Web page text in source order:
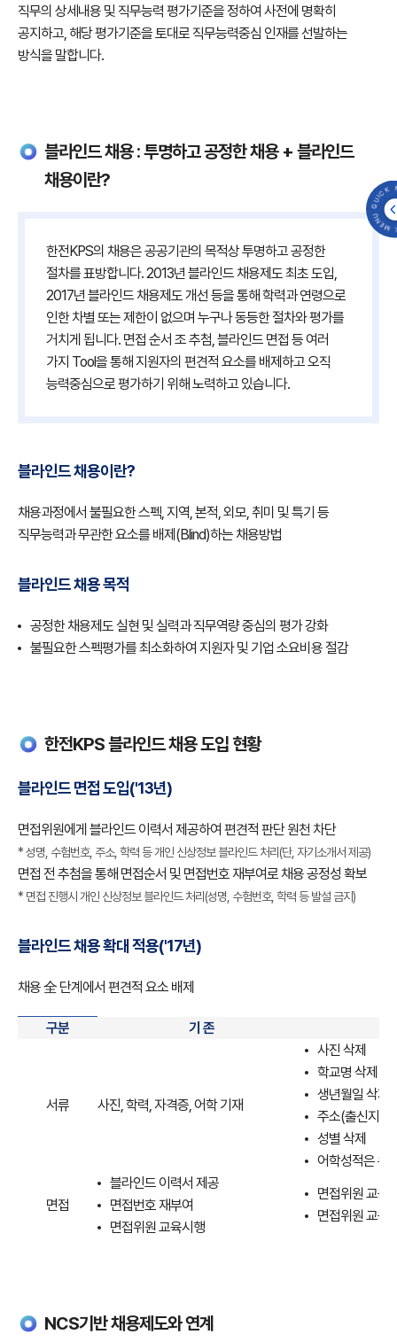
QUICK
직무의 상세내용 및 직무능력 평가기준을 정하여 사전에 명확히
공지하고, 해당 평가기준을 토대로 직무능력중심 인재를 선발하는
방식을 말합니다.
블라인드 채용 : 투명하고 공정한 채용 + 블라인드
채용이란?
한전KPS의 채용은 공공기관의 목적상 투명하고 공정한
절차를 표방합니다. 2013년 블라인드 채용제도 최초 도입,
2017년 블라인드 채용제도 개선 등을 통해 학력과 연령으로
인한 차별 또는 제한이 없으며 누구나 동등한 절차와 평가를
거치게 됩니다. 면접 순서 조 추첨, 블라인드 면접 등 여러
가지 Tool을 통해 지원자의 편견적 요소를 배제하고 오직
능력중심으로 평가하기 위해 노력하고 있습니다.
블라인드 채용이란?
채용과정에서 불필요한 스펙, 지역, 본적, 외모, 취미 및 특기 등
직무능력과 무관한 요소를 배제(Blind)하는 채용방법
블라인드 채용 목적
공정한 채용제도 실현 및 실력과 직무역량 중심의 평가 강화
불필요한 스펙평가를 최소화하여 지원자 및 기업 소요비용 절감
한전KPS 블라인드 채용 도입 현황
블라인드 면접 도입('13년)
면접위원에게 블라인드 이력서 제공하여 편견적 판단 원천 차단
* 성명, 수험번호, 주소, 학력 등 개인 신상정보 블라인드 처리(단, 자기소개서 제공)
면접 전 추첨을 통해 면접순서 및 면접번호 재부여로 채용 공정성 확보
* 면접 진행시 개인 신상정보 블라인드 처리(성명, 수험번호, 학력 등 발설 금지)
블라인드 채용 확대 적용('17년)
채용 全 단계에서 편견적 요소 배제
블라인드
블라인드
구분 기 존
서류 사진, 학력, 자격증, 어학 기재
사진 삭제
학교명 삭제
생년월일 삭제
주소(출신지)
성별 삭제
어학성적은 유
면접
블라인드 이력서 제공
면접번호 재부여
면접위원 교육시행
면접위원 교육
면접위원 교육
NCS기반 채용제도와 연계